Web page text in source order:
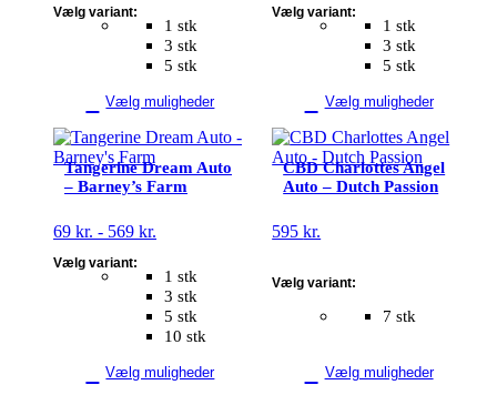
til
339 kr.
1 stk
3 stk
5 stk
Vælg variant:
Vælg muligheder
kan
til
325 kr.
1 stk
3 stk
5 stk
Vælg variant:
Vælg muligheder
kan
vælges
Tangerine Dream Auto
– Barney’s Farm
69 kr. - 569 kr.
til
569 kr.
1 stk
3 stk
5 stk
10 stk
Vælg variant:
Vælg muligheder
Dette
vare
har
flere
Mulighederne
kan
vælges
CBD Charlottes Angel
Auto – Dutch Passion
595kr.
7 stk
Vælg variant:
Vælg muligheder
Dette
vare
har
flere
Mulighederne
vælges
varesiden